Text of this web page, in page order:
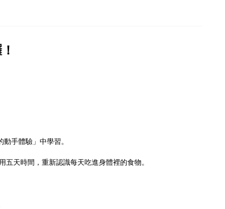
手體驗」中學習。
天時間，重新認識每天吃進身體裡的食物。